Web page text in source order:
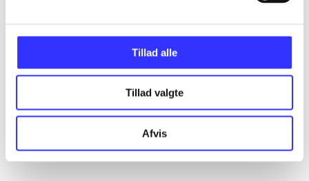
Tillad alle
Tillad valgte
Afvis